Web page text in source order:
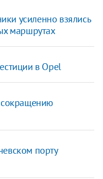
усиленно взялись
маршрутах
в Opel
сокращению
порту